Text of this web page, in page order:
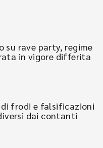
su rave party, regime
in vigore differita
frodi e falsificazioni
dai contanti